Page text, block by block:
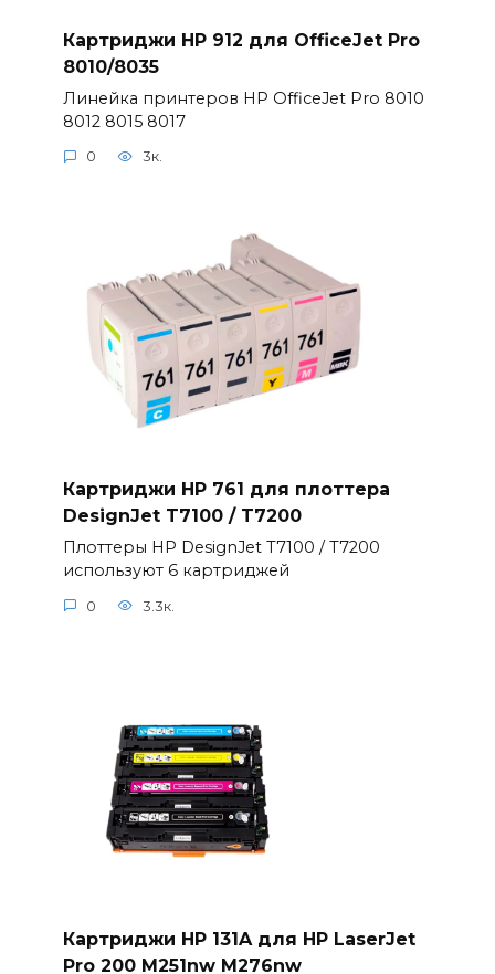
Картриджи HP 912 для OfficeJet Pro
8010/8035
Линейка принтеров HP OfficeJet Pro 8010
8012 8015 8017
0 3к.
Картриджи HP 761 для плоттера
DesignJet T7100 / T7200
Плоттеры HP DesignJet T7100 / T7200
используют 6 картриджей
0 3.3к.
Картриджи HP 131A для HP LaserJet
Pro 200 M251nw M276nw